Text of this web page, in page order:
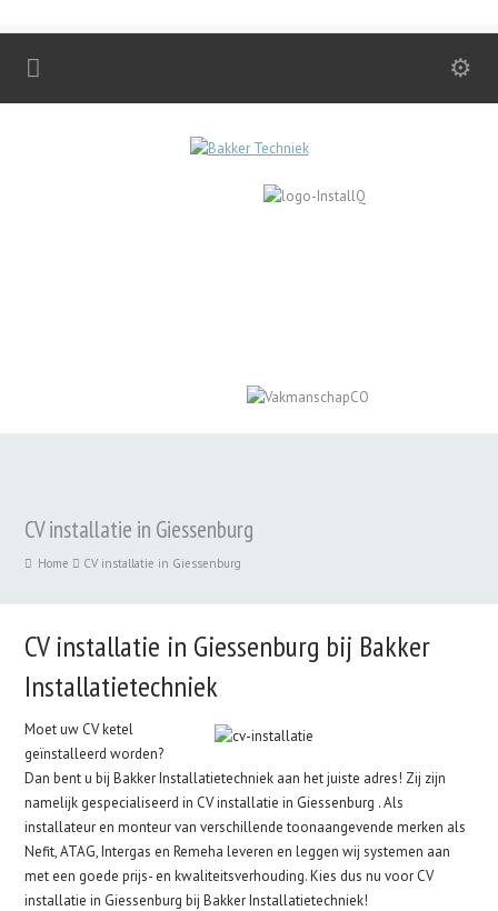
CV installatie in Giessenburg
Home CV installatie in Giessenburg
CV installatie in Giessenburg bij Bakker
Installatietechniek
Moet uw CV ketel
geïnstalleerd worden?
Dan bent u bij Bakker Installatietechniek aan het juiste adres! Zij zijn
namelijk gespecialiseerd in CV installatie in Giessenburg . Als
installateur en monteur van verschillende toonaangevende merken als
Nefit, ATAG, Intergas en Remeha leveren en leggen wij systemen aan
met een goede prijs- en kwaliteitsverhouding. Kies dus nu voor CV
installatie in Giessenburg bij Bakker Installatietechniek!